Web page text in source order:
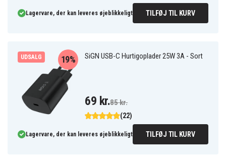
Lagervare, der kan leveres øjeblikkeligt TILFØJ TIL KURV
UDSALG SiGN USB-C Hurtigoplader 25W 3A - Sort
(22)
19%
69 kr.85 kr.
Lagervare, der kan leveres øjeblikkeligt TILFØJ TIL KURV